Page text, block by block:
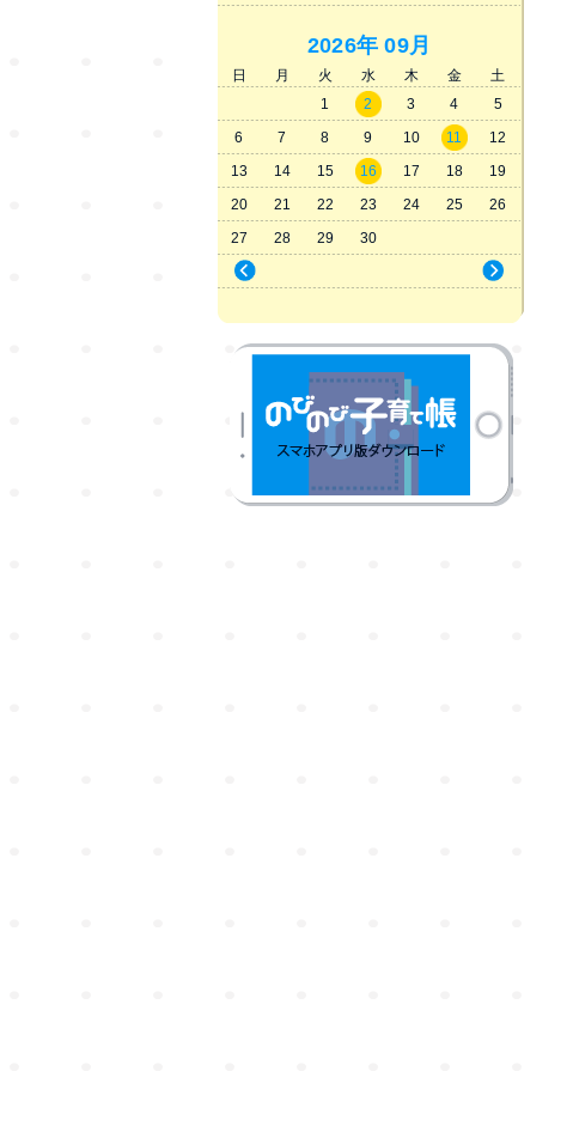
2026年 09月
日 月 火 水 木 金 土
1 2 3 4
5
6
7 8 9 10 11
12
13
14 15 16 17 18
19
20
21 22 23 24 25
26
27
28 29 30